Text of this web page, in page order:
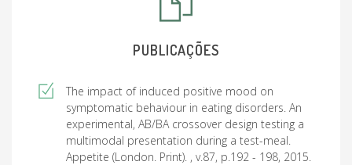
PUBLICAÇÕES
The impact of induced positive mood on
symptomatic behaviour in eating disorders. An
experimental, AB/BA crossover design testing a
multimodal presentation during a test-meal.
Appetite (London. Print). , v.87, p.192 - 198, 2015.